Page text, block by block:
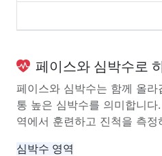
페이스와 심박수로
페이스와 심박수는 함께 올
통 높은 심박수를 의미합니
역에서 훈련하고 진척을 측
심박수 영역